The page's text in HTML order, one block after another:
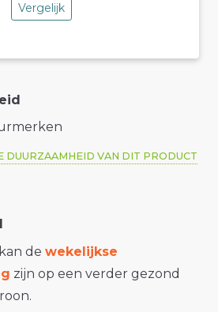
Vergelijk
DUURZAAMHEID VAN DIT PRODUCT
de wekelijkse
zijn op een verder gezond